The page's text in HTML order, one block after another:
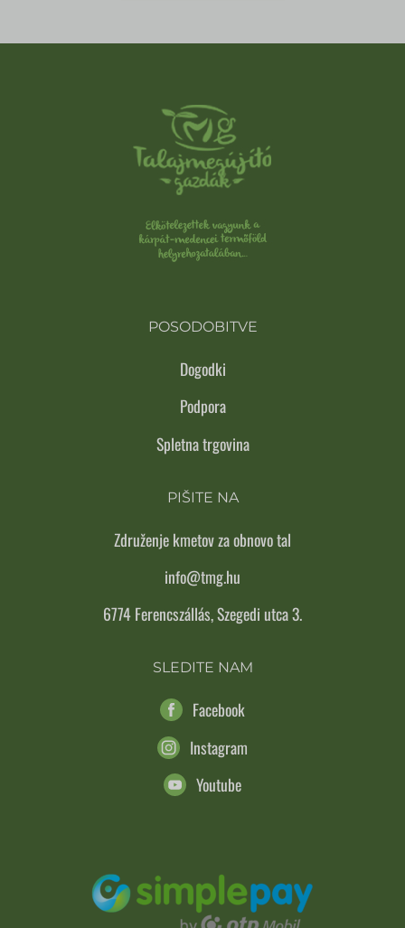
POSODOBITVE
Dogodki
Podpora
Spletna trgovina
PIŠITE NA
Združenje kmetov za obnovo tal
info@tmg.hu
6774 Ferencszállás, Szegedi utca 3.
SLEDITE NAM
Facebook
Instagram
Youtube